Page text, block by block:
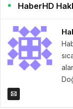
HaberHD